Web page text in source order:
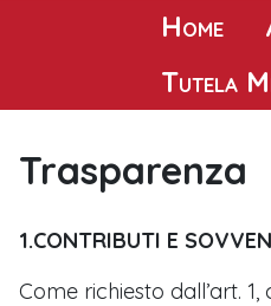
Home
Tutela
Trasparenza
1.CONTRIBUTI E
Come richiesto dall’art.